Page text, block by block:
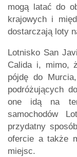
mogą latać do
krajowych i
dostarczają loty
Lotnisko San
Calida i, mimo,
pójdę do
podróżujących
one idą na
samochodów
przydatny
ofercie a także
miejsc.